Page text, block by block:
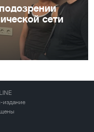
сети
издание